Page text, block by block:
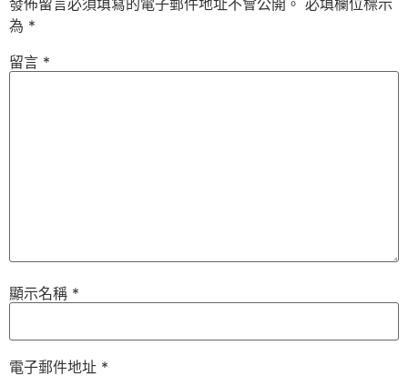
為 *
留言 *
顯示名稱 *
電子郵件地址 *